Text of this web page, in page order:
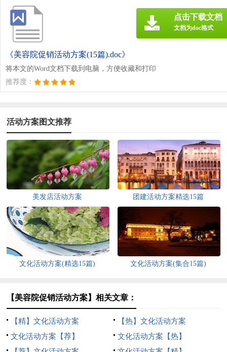
《美容院促销活动方案(15篇).doc》
将本文的Word文档下载到电脑，方便收藏和打印
推荐度：
点击下载文档
文档为doc格式
活动方案图文推荐
美发店活动方案 团建活动方案精选15篇
文化活动方案(精选15篇) 文化活动方案(集合15篇)
【美容院促销活动方案】相关文章：
【精】文化活动方案
【热】文化活动方案
文化活动方案【荐】
文化活动方案【热】